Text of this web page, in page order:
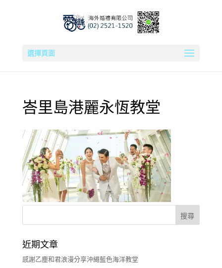
選擇頁面
峇里島港麗永恆教堂
近期文章
感謝乙塵和君浪漫分享沖繩藍色海洋教堂